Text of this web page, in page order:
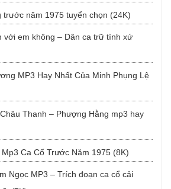
trước năm 1975 tuyển chọn (24K)
với em không – Dân ca trữ tình xứ
MP3 Hay Nhất Của Minh Phụng Lệ
Thanh – Phượng Hằng mp3 hay
Ca Cổ Trước Năm 1975 (8K)
Ngọc MP3 – Trích đoạn ca cổ cải